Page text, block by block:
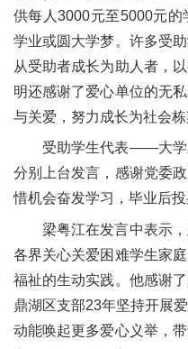
供每人3000元至5000元
学业或圆大学梦。许多受
从受助者成长为助人者，
明还感谢了爱心单位的无
与关爱，努力成长为社会栋
受助学生代表——大学
分别上台发言，感谢党委
惜机会奋发学习，毕业后投
梁粤江在发言中表示
各界关心关爱困难学生家
福祉的生动实践。他感谢
鼎湖区支部23年坚持开展
动能唤起更多爱心义举，